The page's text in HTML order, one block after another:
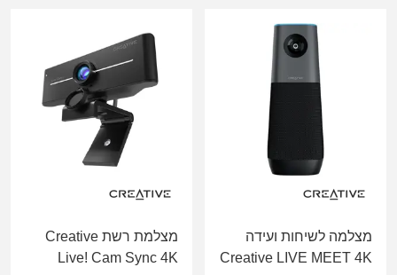
מצלמה לשיחות ועידה
Creative LIVE MEET 4K
מצלמת רשת Creative
Live! Cam Sync 4K